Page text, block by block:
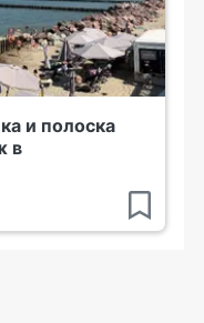
и полоска
в